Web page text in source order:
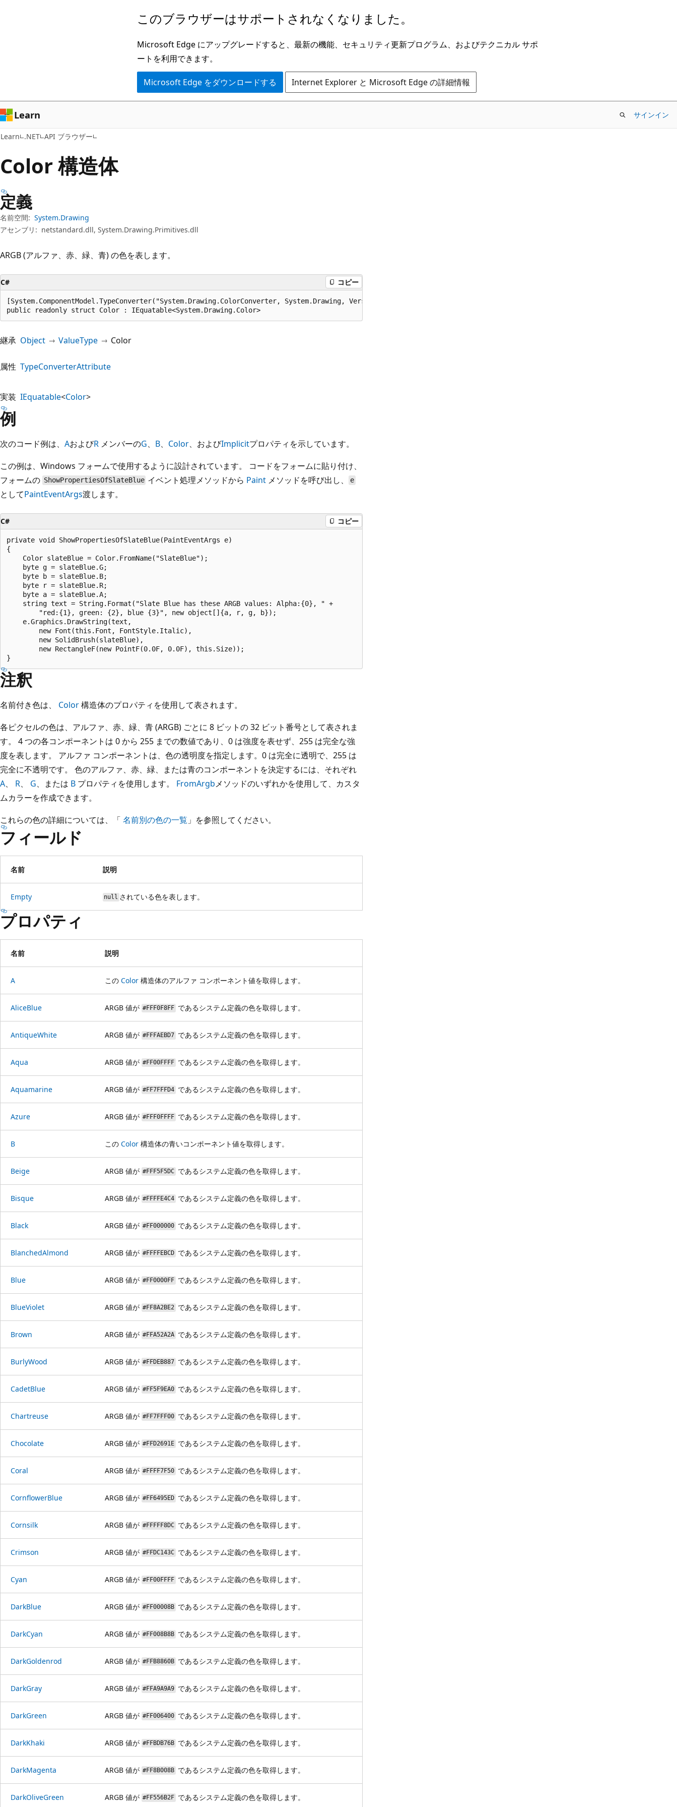
ン
ツ
に
ス
ッ
ゲ
ー
シ
ョ
に
キ
ッ
プ
このブラウザーはサポートされなくなりました。
Microsoft Edge にアップグレードすると、最新の機能、セキュリティ更新プログラム、およびテクニカル サポ
ートを利用できます。
Microsoft Edge をダウンロードする Internet Explorer と Microsoft Edge の詳細情報
Learn サインイン
Learn .NET API ブラウザー
Color 構造体
定義
名前空間: System.Drawing
アセンブリ: netstandard.dll, System.Drawing.Primitives.dll
ARGB (アルファ、赤、緑、青) の色を表します。
C# コピー
[System.ComponentModel.TypeConverter("System.Drawing.ColorConverter, System.Drawing, Version=4.0.0.0, Culture=neutral, PublicKeyToken=b03f5f7f11d50a3a")]
public readonly struct Color : IEquatable<System.Drawing.Color>
継承 Object ValueType Color
属性 TypeConverterAttribute
実装 IEquatable<Color>
例
次のコード例は、 AおよびR メンバーのG、 B、 Color、およびImplicitプロパティを示しています。
この例は、Windows フォームで使用するように設計されています。 コードをフォームに貼り付け、
フォームの ShowPropertiesOfSlateBlue イベント処理メソッドから Paint メソッドを呼び出し、 e
としてPaintEventArgs渡します。
C# コピー
private void ShowPropertiesOfSlateBlue(PaintEventArgs e)
{
    Color slateBlue = Color.FromName("SlateBlue");
    byte g = slateBlue.G;
    byte b = slateBlue.B;
    byte r = slateBlue.R;
    byte a = slateBlue.A;
    string text = String.Format("Slate Blue has these ARGB values: Alpha:{0}, " +
        "red:{1}, green: {2}, blue {3}", new object[]{a, r, g, b});
    e.Graphics.DrawString(text,
        new Font(this.Font, FontStyle.Italic),
        new SolidBrush(slateBlue),
        new RectangleF(new PointF(0.0F, 0.0F), this.Size));
注釈
名前付き色は、 Color構造体のプロパティを使用して表されます。
各ピクセルの色は、アルファ、赤、緑、青 (ARGB) ごとに 8 ビットの 32 ビット番号として表されま
す。 4 つの各コンポーネントは 0 から 255 までの数値であり、0 は強度を表せず、255 は完全な強
度を表します。 アルファ コンポーネントは、色の透明度を指定します。0 は完全に透明で、255 は
完全に不透明です。 色のアルファ、赤、緑、または青のコンポーネントを決定するには、それぞれ
A、 R、 G、または B プロパティを使用します。 FromArgbメソッドのいずれかを使用して、カスタ
ムカラーを作成できます。
これらの色の詳細については、「 名前別の色の一覧 」を参照してください。
フィールド
名前 説明
Empty null されている色を表します。
プロパティ
名前 説明
A この Color 構造体のアルファ コンポーネント値を取得します。
AliceBlue ARGB 値が #FFF0F8FF であるシステム定義の色を取得します。
AntiqueWhite ARGB 値が #FFFAEBD7 であるシステム定義の色を取得します。
Aqua ARGB 値が #FF00FFFF であるシステム定義の色を取得します。
Aquamarine ARGB 値が #FF7FFFD4 であるシステム定義の色を取得します。
Azure ARGB 値が #FFF0FFFF であるシステム定義の色を取得します。
B この Color 構造体の青いコンポーネント値を取得します。
Beige ARGB 値が #FFF5F5DC であるシステム定義の色を取得します。
Bisque ARGB 値が #FFFFE4C4 であるシステム定義の色を取得します。
Black ARGB 値が #FF000000 であるシステム定義の色を取得します。
BlanchedAlmond ARGB 値が #FFFFEBCD であるシステム定義の色を取得します。
Blue ARGB 値が #FF0000FF であるシステム定義の色を取得します。
BlueViolet ARGB 値が #FF8A2BE2 であるシステム定義の色を取得します。
Brown ARGB 値が #FFA52A2A であるシステム定義の色を取得します。
BurlyWood ARGB 値が #FFDEB887 であるシステム定義の色を取得します。
CadetBlue ARGB 値が #FF5F9EA0 であるシステム定義の色を取得します。
Chartreuse ARGB 値が #FF7FFF00 であるシステム定義の色を取得します。
Chocolate ARGB 値が #FFD2691E であるシステム定義の色を取得します。
Coral ARGB 値が #FFFF7F50 であるシステム定義の色を取得します。
CornflowerBlue ARGB 値が #FF6495ED であるシステム定義の色を取得します。
Cornsilk ARGB 値が #FFFFF8DC であるシステム定義の色を取得します。
Crimson ARGB 値が #FFDC143C であるシステム定義の色を取得します。
Cyan ARGB 値が #FF00FFFF であるシステム定義の色を取得します。
DarkBlue ARGB 値が #FF00008B であるシステム定義の色を取得します。
DarkCyan ARGB 値が #FF008B8B であるシステム定義の色を取得します。
DarkGoldenrod ARGB 値が #FFB8860B であるシステム定義の色を取得します。
DarkGray ARGB 値が #FFA9A9A9 であるシステム定義の色を取得します。
DarkGreen ARGB 値が #FF006400 であるシステム定義の色を取得します。
DarkKhaki ARGB 値が #FFBDB76B であるシステム定義の色を取得します。
DarkMagenta ARGB 値が #FF8B008B であるシステム定義の色を取得します。
DarkOliveGreen ARGB 値が #FF556B2F であるシステム定義の色を取得します。